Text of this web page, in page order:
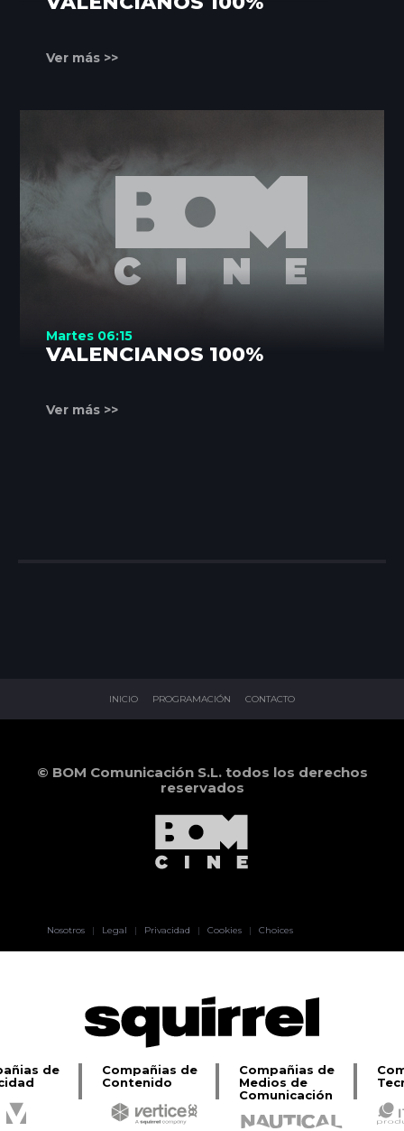
Ver más >>
Martes 06:15
VALENCIANOS 100%
Ver más >>
INICIO PROGRAMACIÓN CONTACTO
© BOM Comunicación S.L. todos los derechos
reservados
Nosotros | Legal | Privacidad | Cookies | Choices
de
Compañias de
Contenido
Compañias de
Medios de
Comunicación